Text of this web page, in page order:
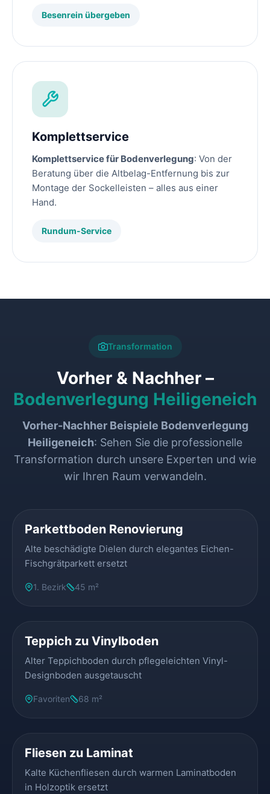
Besenrein übergeben
Komplettservice
Komplettservice für Bodenverlegung: Von der
Beratung über die Altbelag-Entfernung bis zur
Montage der Sockelleisten – alles aus einer
Hand.
Rundum-Service
Transformation
Vorher & Nachher –
Bodenverlegung Heiligeneich
Vorher-Nachher Beispiele Bodenverlegung
Heiligeneich: Sehen Sie die professionelle
Transformation durch unsere Experten und wie
wir Ihren Raum verwandeln.
Parkettboden Renovierung
Alte beschädigte Dielen durch elegantes Eichen-
Fischgrätparkett ersetzt
1. Bezirk 45 m²
Teppich zu Vinylboden
Alter Teppichboden durch pflegeleichten Vinyl-
Designboden ausgetauscht
Favoriten 68 m²
Fliesen zu Laminat
Kalte Küchenfliesen durch warmen Laminatboden
in Holzoptik ersetzt